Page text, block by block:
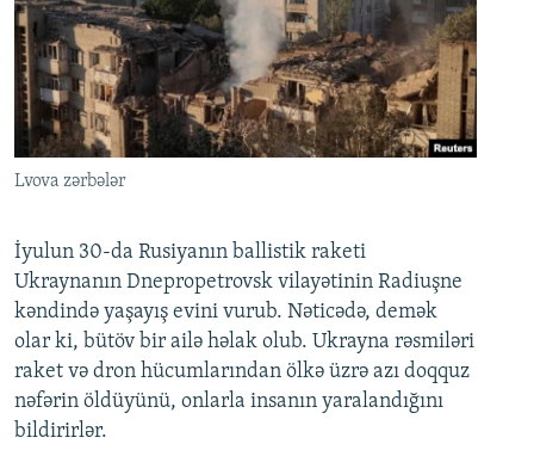
Lvova zərbələr
İyulun 30-da Rusiyanın ballistik raketi
Ukraynanın Dnepropetrovsk vilayətinin Radiuşne
kəndində yaşayış evini vurub. Nəticədə, demək
olar ki, bütöv bir ailə həlak olub. Ukrayna rəsmiləri
raket və dron hücumlarından ölkə üzrə azı doqquz
nəfərin öldüyünü, onlarla insanın yaralandığını
bildirirlər.